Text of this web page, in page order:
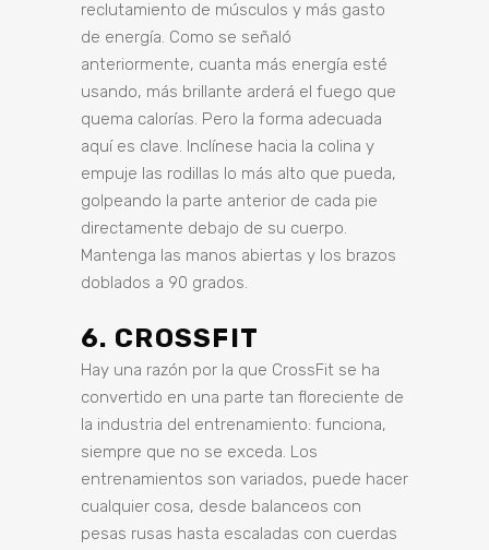
reclutamiento de músculos y más gasto
de energía. Como se señaló
anteriormente, cuanta más energía esté
usando, más brillante arderá el fuego que
quema calorías. Pero la forma adecuada
aquí es clave. Inclínese hacia la colina y
empuje las rodillas lo más alto que pueda,
golpeando la parte anterior de cada pie
directamente debajo de su cuerpo.
Mantenga las manos abiertas y los brazos
doblados a 90 grados.
6. CROSSFIT
Hay una razón por la que CrossFit se ha
convertido en una parte tan floreciente de
la industria del entrenamiento: funciona,
siempre que no se exceda. Los
entrenamientos son variados, puede hacer
cualquier cosa, desde balanceos con
pesas rusas hasta escaladas con cuerdas